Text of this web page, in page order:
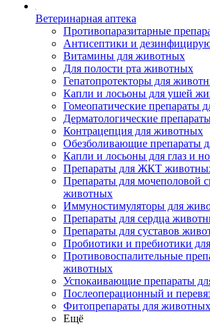
Ветеринарная аптека
Противопаразитарные
Антисептики и
Витамины для животных
Для полости рта животных
Гепатопротекторы для
Капли и лосьоны для ушей
Гомеопатические препараты
Дерматологические
Контрацепция для животных
Обезболивающие препараты
Капли и лосьоны для глаз и
Препараты для ЖКТ
Препараты для мочеполовой
животных
Иммуностимуляторы для
Препараты для сердца
Препараты для суставов
Пробиотики и пребиотики
Противовоспалительные
животных
Успокаивающие препараты
Послеоперационный и
Фитопрепараты для животных
Ещё